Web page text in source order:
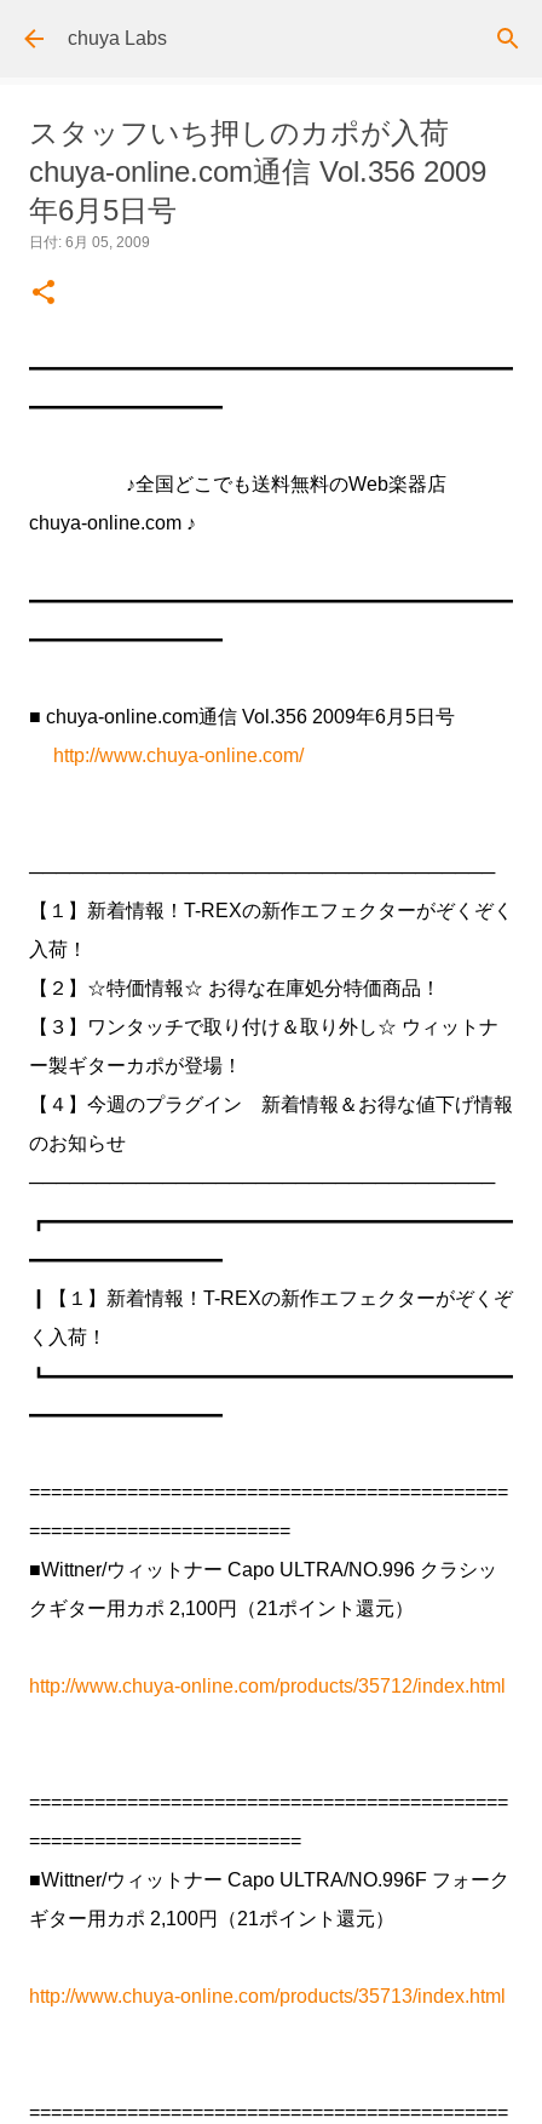
スキップしてメイン コンテンツに移動
chuya Labs
スタッフいち押しのカポが入荷
chuya-online.com通信 Vol.356 2009
年6月5日号
日付: 6月 05, 2009
━━━━━━━━━━━━━━━━━━━━━━━━━
━━━━━━━━━━
♪全国どこでも送料無料のWeb楽器店
chuya-online.com ♪
━━━━━━━━━━━━━━━━━━━━━━━━━
━━━━━━━━━━
■ chuya-online.com通信 Vol.356 2009年6月5日号
http://www.chuya-online.com/
───────────────────────────────────
【１】新着情報！T-REXの新作エフェクターがぞくぞく
入荷！
【２】☆特価情報☆ お得な在庫処分特価商品！
【３】ワンタッチで取り付け＆取り外し☆ ウィットナ
ー製ギターカポが登場！
【４】今週のプラグイン 新着情報＆お得な値下げ情報
のお知らせ
───────────────────────────────────
┏━━━━━━━━━━━━━━━━━━━━━━━━
━━━━━━━━━━
┃【１】新着情報！T-REXの新作エフェクターがぞくぞ
く入荷！
┗━━━━━━━━━━━━━━━━━━━━━━━━
━━━━━━━━━━
============================================
========================
■Wittner/ウィットナー Capo ULTRA/NO.996 クラシッ
クギター用カポ 2,100円（21ポイント還元）
http://www.chuya-online.com/products/35712/index.html
============================================
=========================
■Wittner/ウィットナー Capo ULTRA/NO.996F フォーク
ギター用カポ 2,100円（21ポイント還元）
http://www.chuya-online.com/products/35713/index.html
============================================